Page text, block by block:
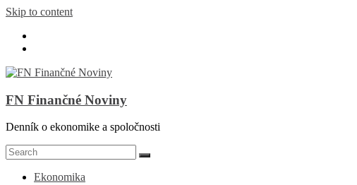
Skip to content
FN Finančné Noviny
Denník o ekonomike a spoločnosti
Ekonomika